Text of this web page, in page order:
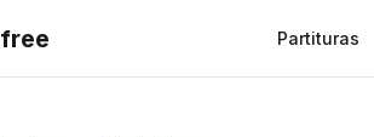
Partituras